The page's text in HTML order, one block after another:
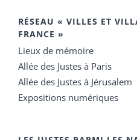
RÉSEAU « VILLES ET
FRANCE »
Lieux de mémoire
Allée des Justes à Paris
Allée des Justes à Jérusalem
Expositions numériques